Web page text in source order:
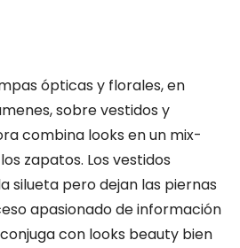
ópticas y florales, en
sobre vestidos y
combina looks en un mix-
zapatos. Los vestidos
silueta pero dejan las piernas
apasionado de información
con looks beauty bien